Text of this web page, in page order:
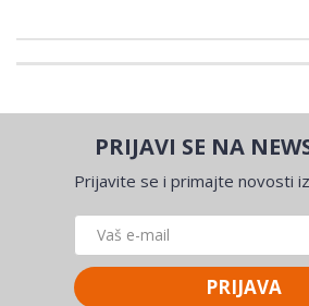
PRIJAVI SE NA
Prijavite se i primajte novosti
PRIJAVA